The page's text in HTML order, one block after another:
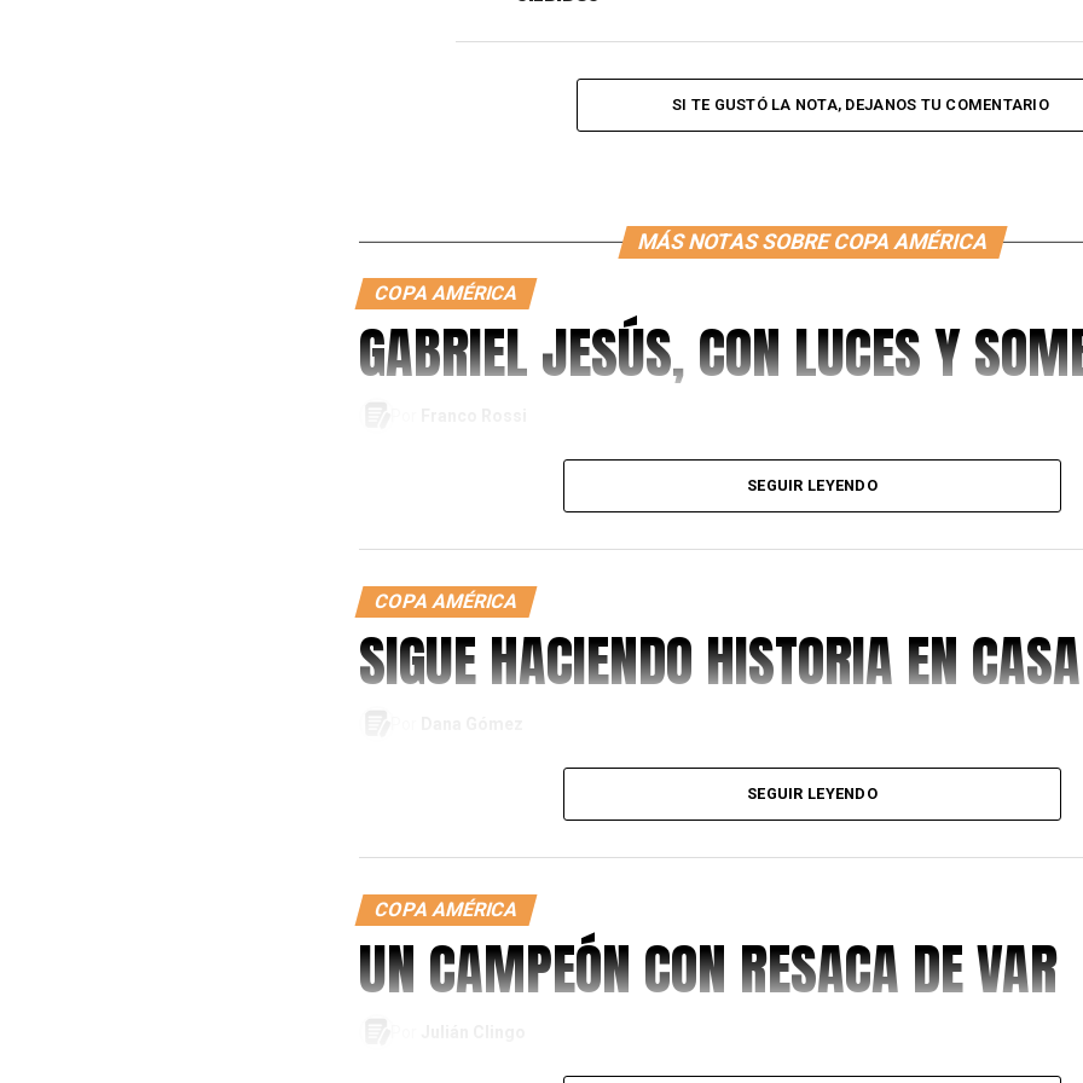
SI TE GUSTÓ LA NOTA, DEJANOS TU COMENTARIO
MÁS NOTAS SOBRE COPA AMÉRICA
COPA AMÉRICA
GABRIEL JESÚS, CON LUCES Y
SEGUIR LEYENDO
COPA AMÉRICA
SIGUE HACIENDO HISTORIA EN CASA
SEGUIR LEYENDO
COPA AMÉRICA
UN CAMPEÓN CON RESACA DE VAR